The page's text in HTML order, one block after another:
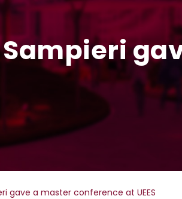
gave a master conference at UEES